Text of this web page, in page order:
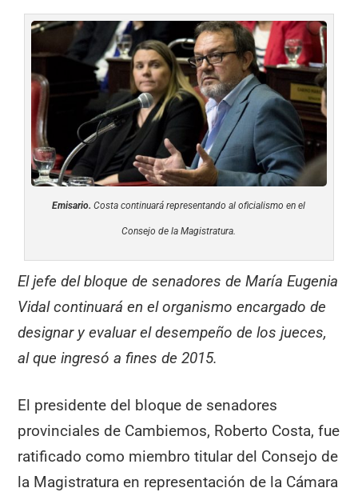
Emisario. Costa continuará representando al oficialismo en el
Consejo de la Magistratura.
El jefe del bloque de senadores de María Eugenia
Vidal continuará en el organismo encargado de
designar y evaluar el desempeño de los jueces,
al que ingresó a fines de 2015.
El presidente del bloque de senadores
provinciales de Cambiemos, Roberto Costa, fue
ratificado como miembro titular del Consejo de
la Magistratura en representación de la Cámara